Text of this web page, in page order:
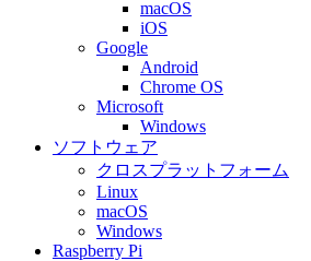
macOS
iOS
Google
Android
Chrome OS
Microsoft
Windows
ソフトウェア
クロスプラットフォーム
Linux
macOS
Windows
Raspberry Pi